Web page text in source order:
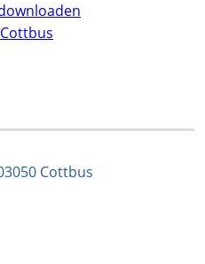
Cottbus